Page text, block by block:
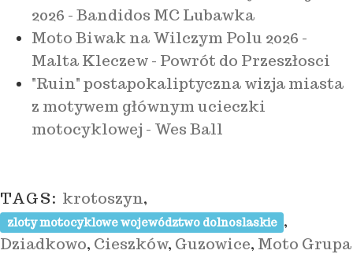
2026 - Bandidos MC Lubawka
Moto Biwak na Wilczym Polu 2026 -
Malta Kleczew - Powrót do Przeszłosci
"Ruin" postapokaliptyczna wizja miasta
z motywem głównym ucieczki
motocyklowej - Wes Ball
TAGS: krotoszyn,
zloty motocyklowe województwo dolnoslaskie ,
Dziadkowo, Cieszków, Guzowice, Moto Grupa